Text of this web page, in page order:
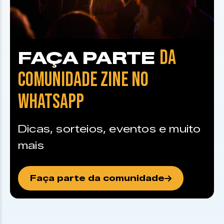
FAÇA PARTE DA
COMUNIDADE ZINE NO
WHATSAPP
Dicas, sorteios, eventos e muito
mais
Faça parte da comunidade